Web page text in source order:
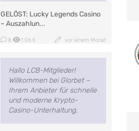
GELÖST: Lucky Legends Casino
– Auszahlun...
8 1.06 K vor einem Monat
Hallo LCB-Mitglieder!
Willkommen bei Glorbet –
Ihrem Anbieter für schnelle
und moderne Krypto-
Casino-Unterhaltung.